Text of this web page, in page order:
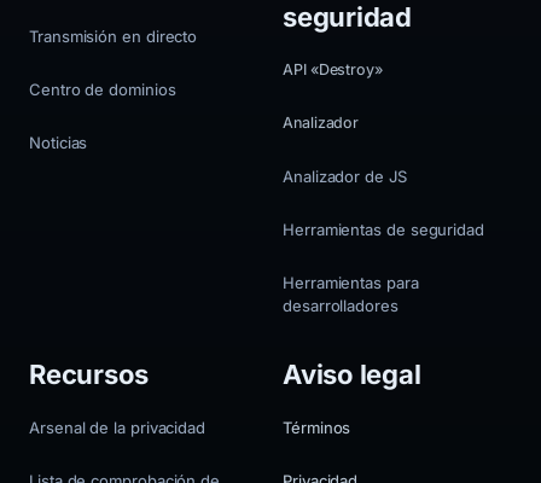
Transmisión en directo
Centro de dominios
Noticias
seguridad
API «Destroy»
Analizador
Analizador de JS
Herramientas de seguridad
Herramientas para
desarrolladores
Recursos
Arsenal de la privacidad
Aviso legal
Términos